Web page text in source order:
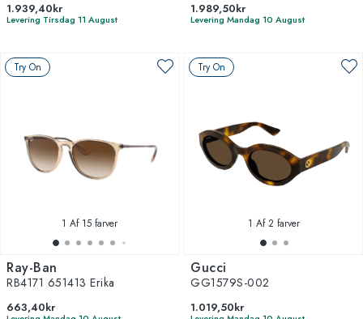
1.939,40kr
Levering Tirsdag 11 August
1.989,50kr
Levering Mandag 10 August
Try On
1 Af 15 farver
Ray-Ban
RB4171 651413 Erika
663,40kr
Try On
1 Af 2 farver
Gucci
GG1579S-002
1.019,50kr